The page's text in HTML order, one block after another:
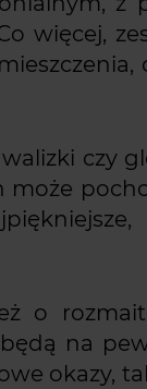
więcej,
czy
o
na
okazy,